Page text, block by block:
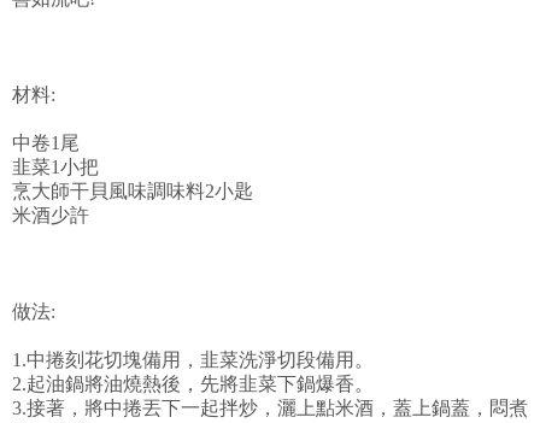
材料:
中卷1尾
韭菜1小把
烹大師干貝風味調味料2小匙
米酒少許
做法:
1.中捲刻花切塊備用，韭菜洗淨切段備用。
2.起油鍋將油燒熱後，先將韭菜下鍋爆香。
3.接著，將中捲丟下一起拌炒，灑上點米酒，蓋上鍋蓋，悶煮